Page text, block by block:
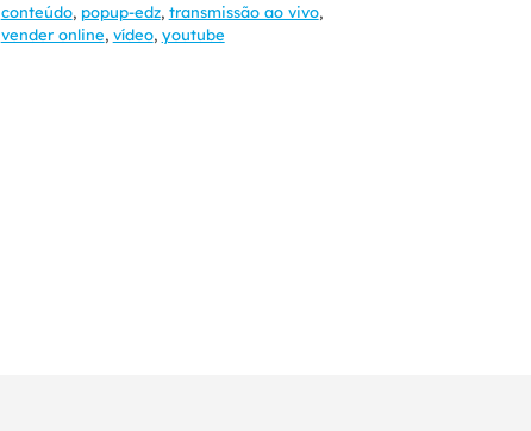
conteúdo, popup-edz, transmissão ao vivo,
vender online, vídeo, youtube